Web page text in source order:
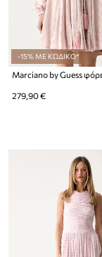
-15% ΜΕ ΚΩΔΙΚΟ*
279,90 €